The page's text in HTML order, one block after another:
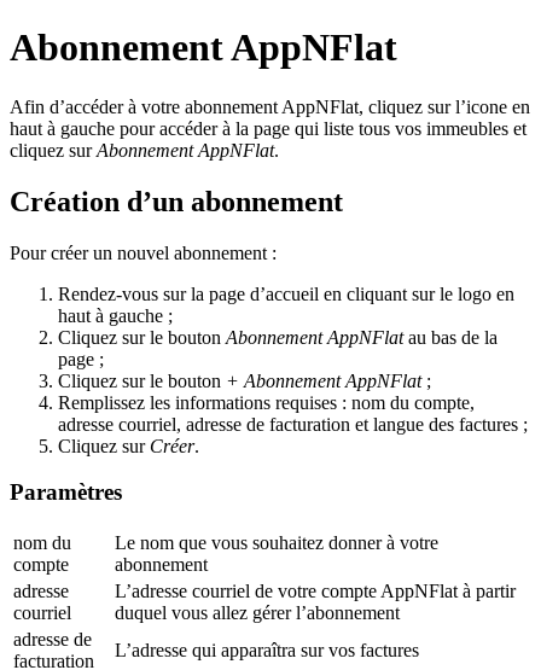
Abonnement AppNFlat
Afin d’accéder à votre abonnement AppNFlat, cliquez sur l’icone en
haut à gauche pour accéder à la page qui liste tous vos immeubles et
cliquez surAbonnement AppNFlat.
Création d’un abonnement
Pour créer un nouvel abonnement :
Rendez-vous sur la page d’accueil en cliquant sur le logo en
haut à gauche ;
Cliquez sur le bouton Abonnement AppNFlatau bas de la
page ;
Cliquez sur le bouton + Abonnement AppNFlat;
Remplissez les informations requises : nom du compte,
adresse courriel, adresse de facturation et langue des factures ;
Cliquez sur Créer.
Paramètres
nom du
compte
Le nom que vous souhaitez donner à votre
abonnement
adresse
courriel
L’adresse courriel de votre compte AppNFlat à partir
duquel vous allez gérer l’abonnement
adresse de
facturation
L’adresse qui apparaîtra sur vos factures